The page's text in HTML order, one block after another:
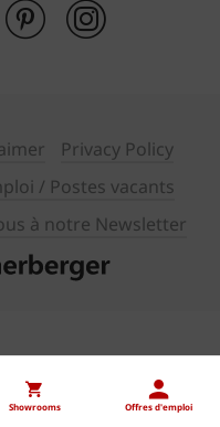
Showrooms Offres d'emploi
Privacy Policy
/ Postes vacants
à notre Newsletter